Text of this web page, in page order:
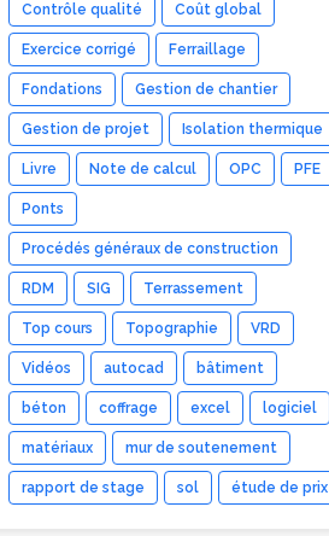
Contrôle qualité Coût global
Exercice corrigé Ferraillage
Fondations Gestion de chantier
Gestion de projet Isolation thermique
Livre Note de calcul OPC PFE
Ponts
Procédés généraux de construction
RDM SIG Terrassement
Top cours Topographie VRD
Vidéos autocad bâtiment
béton coffrage excel logiciel
matériaux mur de soutenement
rapport de stage sol étude de prix